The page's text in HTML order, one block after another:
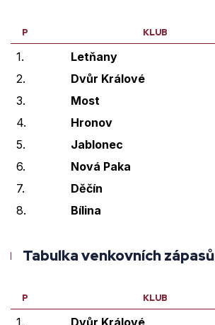
P KLUB
1. Letňany
2.
Dvůr Králové
3.
Most
4.
Hronov
5.
Jablonec
6.
Nová Paka
7.
Děčín
8.
Bílina
Tabulka venkovních zápasů
P KLUB
1. Dvůr Králové